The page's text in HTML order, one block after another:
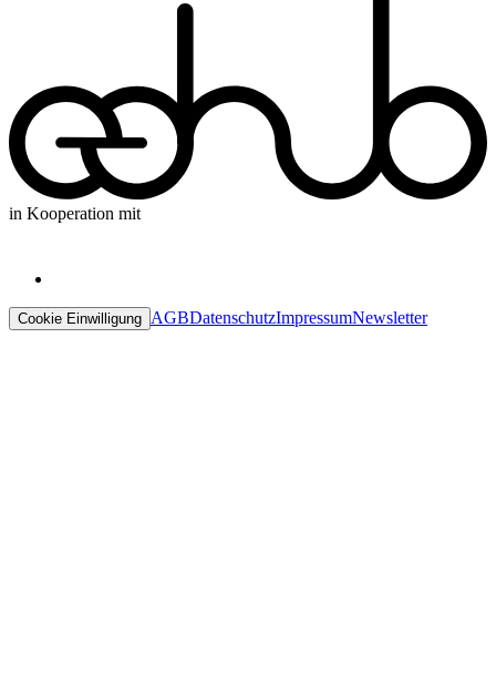
in Kooperation mit
Cookie Einwilligung AGBDatenschutzImpressumNewsletter